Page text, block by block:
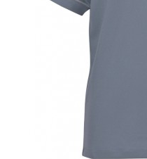
OSCAR JACOBSON
KLUBY A FIREMNÍ ZÁKAZNÍCI